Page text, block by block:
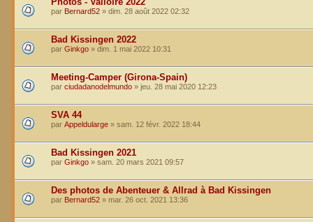
par Bernard52 » dim. 28 août 2022 02:32
Bad Kissingen 2022
par Ginkgo » dim. 1 mai 2022 10:31
Meeting-Camper (Girona-Spain)
par ciudadanodelmundo » jeu. 28 mai 2020 12:23
SVA 44
par Appeldularge » sam. 12 févr. 2022 18:44
Bad Kissingen 2021
par Ginkgo » sam. 20 mars 2021 09:57
Des photos de Abenteuer & Allrad à Bad Kissingen
par Bernard52 » mar. 26 oct. 2021 13:36